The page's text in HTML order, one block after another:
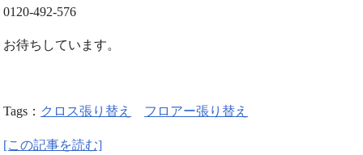
0120-492-576
お待ちしています。
Tags： クロス張り替え フロアー張り替え
[この記事を読む]